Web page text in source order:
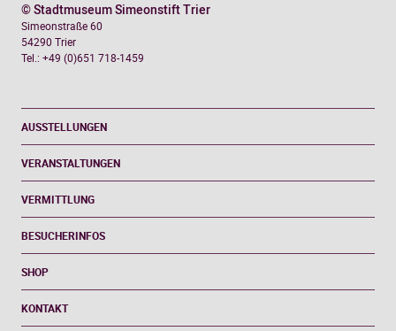
AUSSTELLUNGEN
VERANSTALTUNGEN
VERMITTLUNG
BESUCHERINFOS
SHOP
KONTAKT
© Stadtmuseum Simeonstift Trier
Simeonstraße 60
54290 Trier
Tel.: +49 (0)651 718-1459